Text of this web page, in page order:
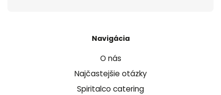
Navigácia
O nás
Najčastejšie otázky
Spiritalco catering